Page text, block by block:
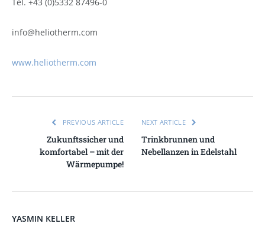
info@heliotherm.com
www.heliotherm.com
PREVIOUS ARTICLE
Zukunftssicher und
komfortabel – mit der
Wärmepumpe!
NEXT ARTICLE
Trinkbrunnen und
Nebellanzen in Edelstahl
YASMIN KELLER